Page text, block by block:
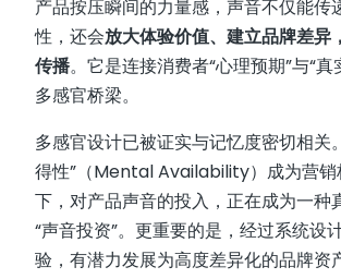
产品按压瞬间的力量感，声音不仅能传
性，还会放大体验价值、建立品牌差异
传播。它是连接消费者“心理预期”与“真
多感官桥梁。
多感官设计已被证实与记忆度密切相关
得性”（Mental Availability）成为营销
下，对产品声音的投入，正在成为一种
“声音投资”。更重要的是，经过系统设
验，有潜力发展为高度差异化的品牌资